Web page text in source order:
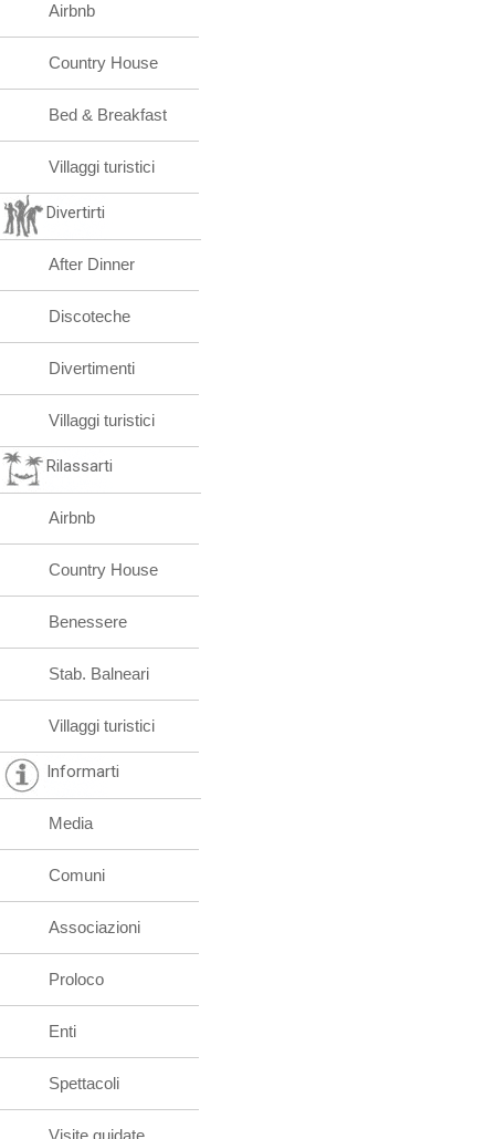
Airbnb
Country House
Bed & Breakfast
Villaggi turistici
Divertirti
After Dinner
Discoteche
Divertimenti
Villaggi turistici
Rilassarti
Airbnb
Country House
Benessere
Stab. Balneari
Villaggi turistici
Informarti
Media
Comuni
Associazioni
Proloco
Enti
Spettacoli
Visite guidate